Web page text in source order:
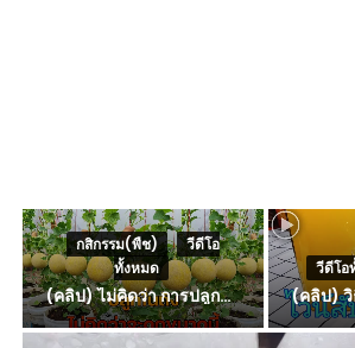
กสิกรรม(พืช) , วีดีโอ
ทั้งหมด
(คลิป) ไม่คิดว่า การปลูกแคนตาลูปในถัง จะได้ผลลูกโตและหวานขนาดนี้ I didn’t expect that growing cantaloupe in a barrel would yield such large and sweet fruit
วีดีโอ